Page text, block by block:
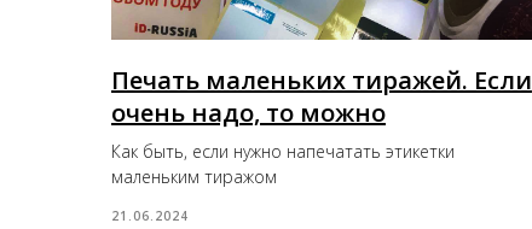
Печать маленьких тиражей. Если
очень надо, то можно
Как быть, если нужно напечатать этикетки
маленьким тиражом
21.06.2024